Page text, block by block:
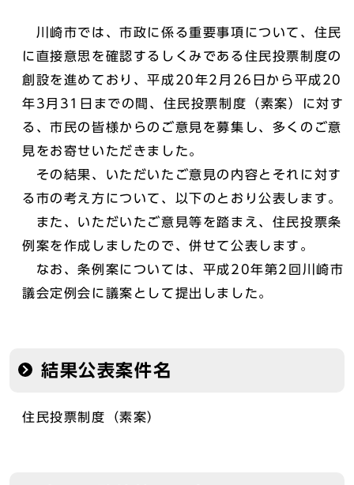
川崎市では、市政に係る重要事項について、住民
に直接意思を確認するしくみである住民投票制度の
創設を進めており、平成20年2月26日から平成20
年3月31日までの間、住民投票制度（素案）に対す
る、市民の皆様からのご意見を募集し、多くのご意
見をお寄せいただきました。
その結果、いただいたご意見の内容とそれに対す
る市の考え方について、以下のとおり公表します。
また、いただいたご意見等を踏まえ、住民投票条
例案を作成しましたので、併せて公表します。
なお、条例案については、平成20年第2回川崎市
議会定例会に議案として提出しました。
結果公表案件名
住民投票制度（素案）